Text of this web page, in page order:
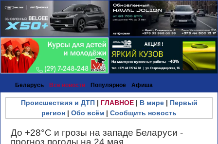
Беларусь Все новости Популярное Афиша
Происшествия и ДТП| ГЛАВНОЕ| В мире| Первый
регион | Обо всём | Сообщить новость
До +28°С и грозы на западе Беларуси -
прогноз погоды на 24 мая